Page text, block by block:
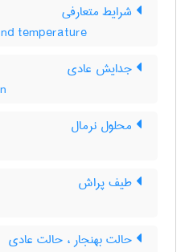
شرایط متعارفی
temperature
جدایش عادی
محلول نرمال
طیف پراش
حالت بهنجار ، حالت عادی